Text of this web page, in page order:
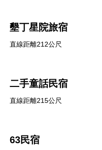
墾丁星院旅宿
直線距離212公尺
二手童話民宿
直線距離215公尺
63民宿